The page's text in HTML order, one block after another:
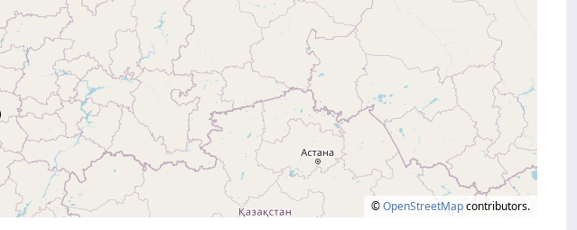
©OpenStreetMapcontributors.